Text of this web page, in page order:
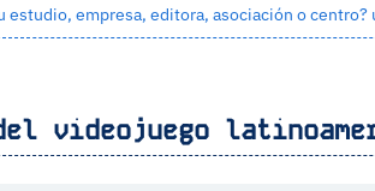
estudio, empresa, editora, asociación o
videojuego